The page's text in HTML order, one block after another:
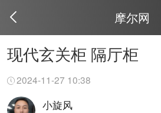
摩尔网
现代玄关柜 隔厅柜
2024-11-27 10:38
小旋风